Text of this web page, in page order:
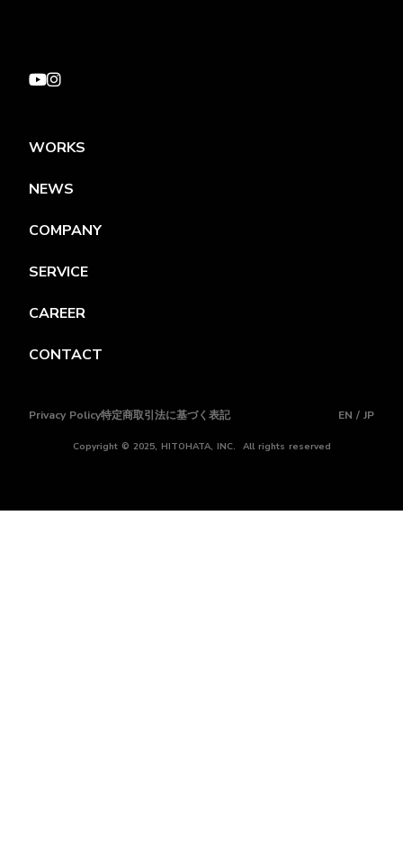
WORKS
NEWS
COMPANY
SERVICE
CAREER
CONTACT
Privacy Policy特定商取引法に基づく表記 EN / JP
Copyright © 2025, HITOHATA, INC. All rights reserved